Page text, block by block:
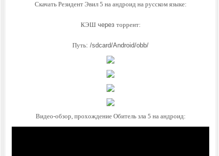
Скачать Резидент Эвил 5 на андроид на русском языке:
КЭШчерез торрент:
Путь: /sdcard/Android/obb/
Видео-обзор, прохождение Обитель зла 5 на андроид: